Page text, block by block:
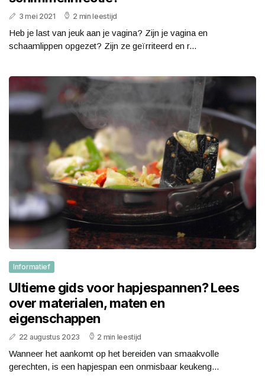
3 mei 2021 2 min leestijd
Heb je last van jeuk aan je vagina? Zijn je vagina en
schaamlippen opgezet? Zijn ze geïrriteerd en r...
Informatief
Ultieme gids voor hapjespannen? Lees
over materialen, maten en
eigenschappen
22 augustus 2023 2 min leestijd
Wanneer het aankomt op het bereiden van smaakvolle
gerechten, is een hapjespan een onmisbaar keukeng...